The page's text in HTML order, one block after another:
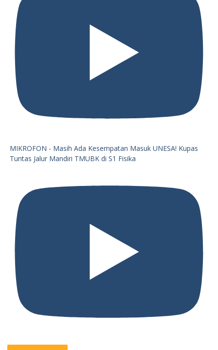
MIKROFON - Masih Ada Kesempatan Masuk UNESA! Kupas
Tuntas Jalur Mandiri TMUBK di S1 Fisika